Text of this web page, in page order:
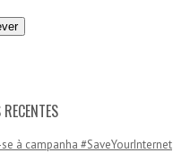
à campanha #SaveYourInternet